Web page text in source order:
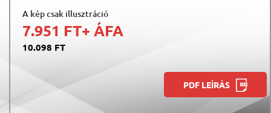
A kép csak illusztráció
7.951 FT+ ÁFA
10.098 FT
PDF LEÍRÁS